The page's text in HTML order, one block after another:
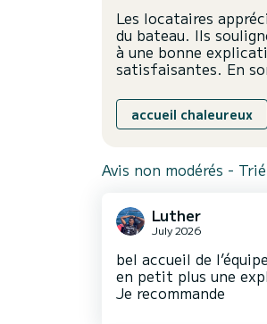
Les locataires
du bateau. Ils
à une bonne
satisfaisantes. En
accueil chaleureux
Avis non modérés -
Luther
July 2026
bel accueil de
en petit plus une
Je recommande